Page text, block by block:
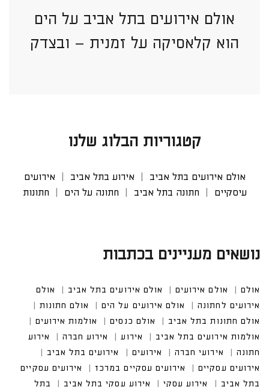
אולם אירועים בתל אביב על הים
הוא קלאסיקה על זמנית – ובצדק
קטגוריות הבלוג שלנו
אולם אירועים בתל אביב אירוע בתל אביב
אירועים
עיסקיים
חתונה בתל אביב חתונה על הים חתונות
נושאים מעניינים בכתבות
אולם אולם אירועים אולם אירועים בתל אביב
אולם אי
רועים לחתונה
אולם אירועים על הים
אולם חתונות
אולם חתונות בתל אביב
אולם כנסים
אולמות אירועים
אולמות אירועים בתל אביב
אירועים בתל אביב
אירועים עסקיים במרכז
אירועים עסקיים בתל אביב